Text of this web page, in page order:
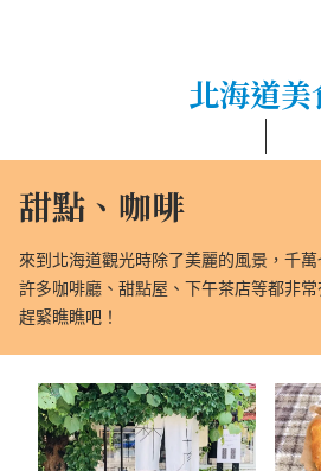
北海道美
甜點、咖啡
來到北海道觀光時除了美麗的風景，千萬
許多咖啡廳、甜點屋、下午茶店等都非
趕緊瞧瞧吧！